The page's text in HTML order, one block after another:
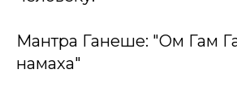
Мантра Ганеше: "Ом Гам
намаха"